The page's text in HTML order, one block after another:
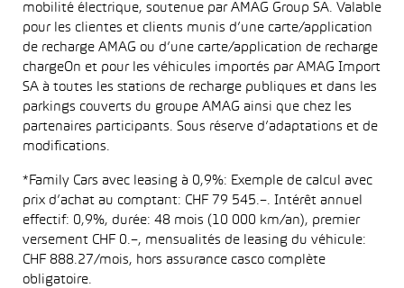
mobilité électrique, soutenue par AMAG Group SA. Valable
pour les clientes et clients munis d’une carte/application
de recharge AMAG ou d’une carte/application de recharge
chargeOn et pour les véhicules importés par AMAG Import
SA à toutes les stations de recharge publiques et dans les
parkings couverts du groupe AMAG ainsi que chez les
partenaires participants. Sous réserve d’adaptations et de
modifications.
*Family Cars avec leasing à 0,9%: Exemple de calcul avec
prix d’achat au comptant: CHF 79 545.–. Intérêt annuel
effectif: 0,9%, durée: 48 mois (10 000 km/an), premier
versement CHF 0.–, mensualités de leasing du véhicule:
CHF 888.27/mois, hors assurance casco complète
obligatoire.